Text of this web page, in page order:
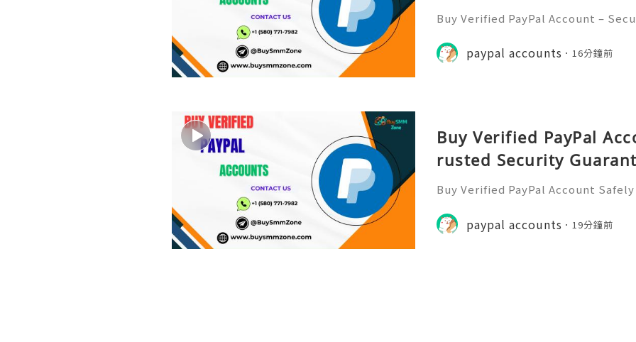
Buy Verified PayPal Account –
ple believe in it. It has a good
romises. Guaranteed means
paypal accounts 16分鐘前
Buy Verified PayPal
rusted Security
Buy Verified PayPal Account
t thing you want is to risk your
on. What if you coul
paypal accounts 19分鐘前